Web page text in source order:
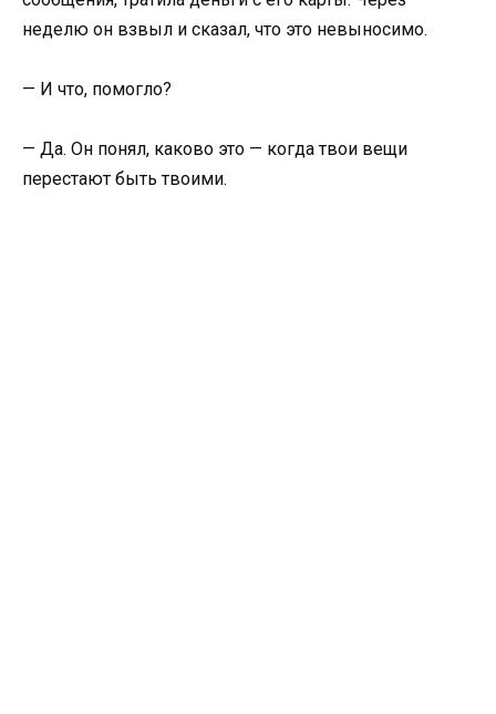
неделю он взвыл и сказал, что это невыносимо.
— И что, помогло?
— Да. Он понял, каково это — когда твои вещи
перестают быть твоими.